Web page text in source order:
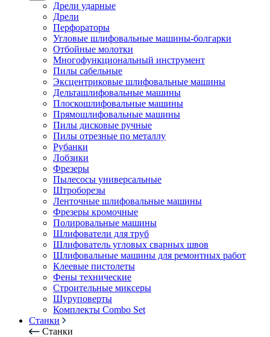
Дрели ударные
Дрели
Перфораторы
Угловые шлифовальные машины-болгарки
Отбойные молотки
Многофункциональный инструмент
Пилы сабельные
Эксцентриковые шлифовальные машины
Дельташлифовальные машины
Плоскошлифовальные машины
Прямошлифовальные машины
Пилы дисковые ручные
Пилы отрезные по металлу
Рубанки
Лобзики
Фрезеры
Пылесосы универсальные
Штроборезы
Ленточные шлифовальные машины
Фрезеры кромочные
Полировальные машины
Шлифователи для труб
Шлифователь угловых сварных швов
Шлифовальные машины для ремонтных работ
Клеевые пистолеты
Фены технические
Строительные миксеры
Шуруповерты
Комплекты Combo Set
Станки
Станки